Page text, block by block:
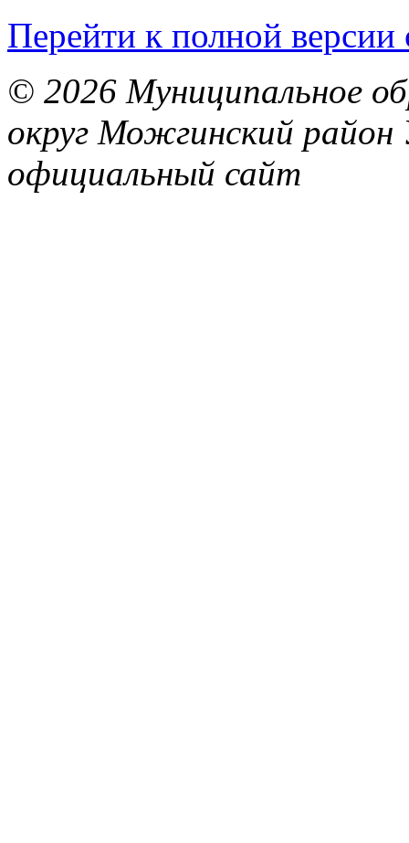
Перейти к полной версии
© 2026 Муниципальное
округ Можгинский район
официальный сайт